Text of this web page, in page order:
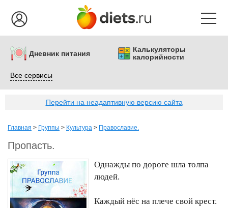
Дневник питания
Калькуляторы
калорийности
Все сервисы
Перейти на неадаптивную версию сайта
Главная > Группы > Культура > Православие.
Пропасть.
Однажды по дороге шла толпа
людей.
Каждый нёс на плече свой крест.